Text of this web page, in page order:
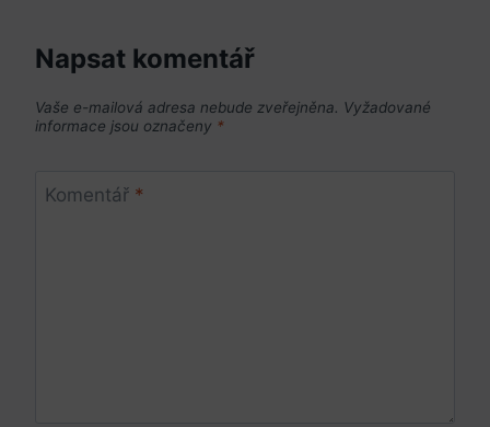
Napsat komentář
Vaše e-mailová adresa nebude zveřejněna. Vyžadované
informace jsou označeny *
Komentář *